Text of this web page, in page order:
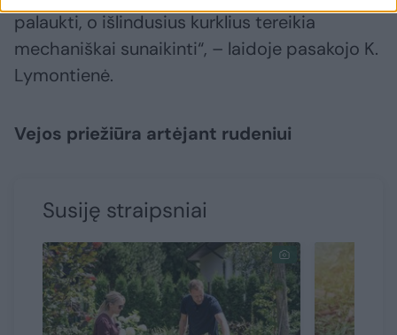
palaukti, o išlindusius kurklius tereikia
mechaniškai sunaikinti“, – laidoje pasakojo K.
Lymontienė.
Vejos priežiūra artėjant rudeniui
Susiję straipsniai